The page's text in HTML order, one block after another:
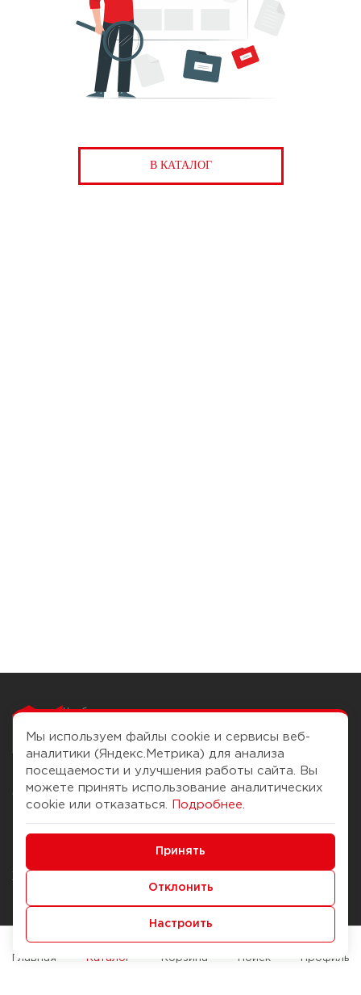
В КАТАЛОГ
Чтобы вам легко
О компании
История Компании
Журнал
Наши марки
Брендирование
Помощь
Доставка и оплата
Способы оплаты
Служба контроля качества
Мы используем файлы cookie и сервисы веб-
аналитики (Яндекс.Метрика) для анализа
посещаемости и улучшения работы сайта. Вы
можете принять использование аналитических
cookie или отказаться.
Подробнее
Принять
Отклонить
Настроить
Главная Каталог Корзина Поиск Профиль